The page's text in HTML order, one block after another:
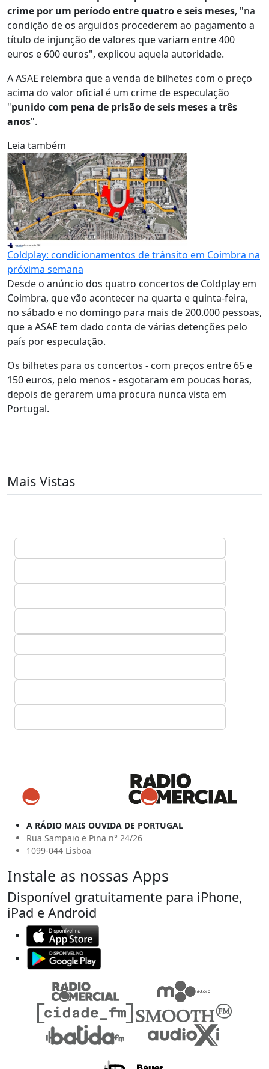
crime por um período entre quatro e seis meses, "na
condição de os arguidos procederem ao pagamento a
título de injunção de valores que variam entre 400
euros e 600 euros", explicou aquela autoridade.
A ASAE relembra que a venda de bilhetes com o preço
acima do valor oficial é um crime de especulação
"punido com pena de prisão de seis meses a três
anos".
Leia também
Coldplay: condicionamentos de trânsito em Coimbra na
próxima semana
Desde o anúncio dos quatro concertos de Coldplay em
Coimbra, que vão acontecer na quarta e quinta-feira,
no sábado e no domingo para mais de 200.000 pessoas,
que a ASAE tem dado conta de várias detenções pelo
país por especulação.
Os bilhetes para os concertos - com preços entre 65 e
150 euros, pelo menos - esgotaram em poucas horas,
depois de gerarem uma procura nunca vista em
Portugal.
Mais Vistas
A RÁDIO MAIS OUVIDA DE PORTUGAL
Rua Sampaio e Pina n° 24/26
1099-044 Lisboa
Instale as nossas Apps
Disponível gratuitamente para iPhone,
iPad e Android